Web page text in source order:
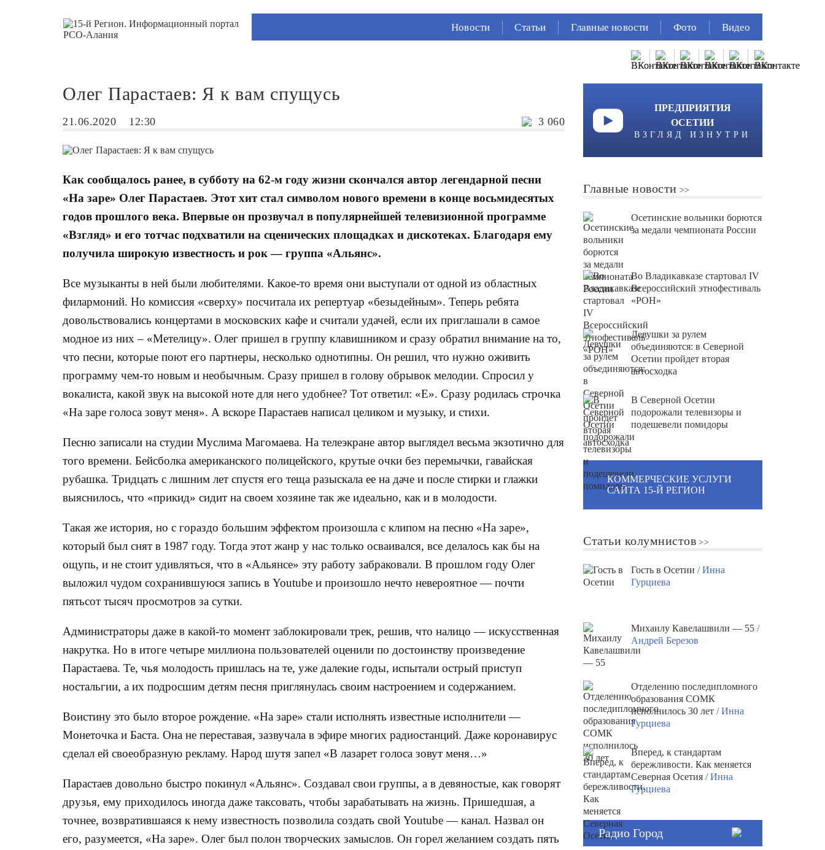
0.12 м/с
Новости Статьи Главные новости Фото Видео
Олег Парастаев: Я к вам спущусь
21.06.2020 12:30 3 060
Как сообщалось ранее, в субботу на 62-м году жизни скончался автор легендарной песни
«На заре» Олег Парастаев. Этот хит стал символом нового времени в конце восьмидесятых
годов прошлого века. Впервые он прозвучал в популярнейшей телевизионной программе
«Взгляд» и его тотчас подхватили на сценических площадках и дискотеках. Благодаря ему
получила широкую известность и рок — группа «Альянс».
Все музыканты в ней были любителями. Какое-то время они выступали от одной из областных
филармоний. Но комиссия «сверху» посчитала их репертуар «безыдейным». Теперь ребята
довольствовались концертами в московских кафе и считали удачей, если их приглашали в самое
модное из них – «Метелицу». Олег пришел в группу клавишником и сразу обратил внимание на то,
что песни, которые поют его партнеры, несколько однотипны. Он решил, что нужно оживить
программу чем-то новым и необычным. Сразу пришел в голову обрывок мелодии. Спросил у
вокалиста, какой звук на высокой ноте для него удобнее? Тот ответил: «Е». Сразу родилась строчка
«На заре голоса зовут меня». А вскоре Парастаев написал целиком и музыку, и стихи.
Песню записали на студии Муслима Магомаева. На телеэкране автор выглядел весьма экзотично для
того времени. Бейсболка американского полицейского, крутые очки без перемычки, гавайская
рубашка. Тридцать с лишним лет спустя его теща разыскала ее на даче и после стирки и глажки
выяснилось, что «прикид» сидит на своем хозяине так же идеально, как и в молодости.
Такая же история, но с гораздо большим эффектом произошла с клипом на песню «На заре»,
который был снят в 1987 году. Тогда этот жанр у нас только осваивался, все делалось как бы на
ощупь, и не стоит удивляться, что в «Альянсе» эту работу забраковали. В прошлом году Олег
выложил чудом сохранившуюся запись в Youtube и произошло нечто невероятное — почти
пятьсот тысяч просмотров за сутки.
Администраторы даже в какой-то момент заблокировали трек, решив, что налицо — искусственная
накрутка. Но в итоге четыре миллиона пользователей оценили по достоинству произведение
Парастаева. Те, чья молодость пришлась на те, уже далекие годы, испытали острый приступ
ностальгии, а их подросшим детям песня приглянулась своим настроением и содержанием.
Воистину это было второе рождение. «На заре» стали исполнять известные исполнители —
Монеточка и Баста. Она не переставая, зазвучала в эфире многих радиостанций. Даже коронавирус
сделал ей своеобразную рекламу. Народ шутя запел «В лазарет голоса зовут меня…»
Парастаев довольно быстро покинул «Альянс». Создавал свои группы, а в девяностые, как говорят
друзья, ему приходилось иногда даже таксовать, чтобы зарабатывать на жизнь. Пришедшая, а
точнее, возвратившаяся к нему известность позволила создать свой Youtube — канал. Назвал он
его, разумеется, «На заре». Олег был полон творческих замыслов. Он горел желанием создать пять
ПРЕДПРИЯТИЯ
ОСЕТИИ
ВЗГЛЯД ИЗНУТРИ
Главные новости
Осетинские вольники борются
за медали чемпионата России
Во Владикавказе стартовал IV
Всероссийский этнофестиваль
«РОН»
Девушки за рулем
объединяются: в Северной
Осетии пройдет вторая
автосходка
В Северной Осетии
подорожали телевизоры и
подешевели помидоры
КОММЕРЧЕСКИЕ УСЛУГИ
САЙТА 15-Й РЕГИОН
Статьи колумнистов
Гость в Осетии/ Инна
Гурциева
Михаилу Кавелашвили — 55/
Андрей Березов
Отделению последипломного
образования СОМК
исполнилось 30 лет/ Инна
Гурциева
Вперед, к стандартам
бережливости. Как меняется
Северная Осетия/ Инна
Гурциева
Радио Город